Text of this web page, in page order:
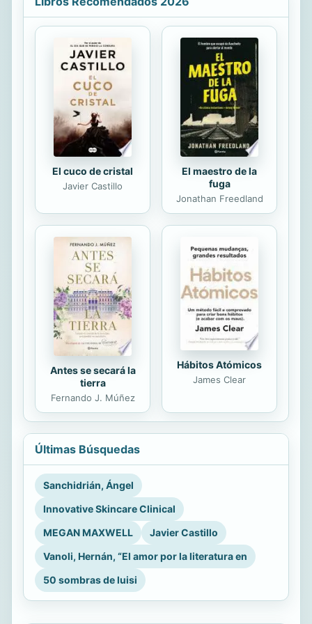
vida social.
El cuco de cristal
Javier Castillo
El maestro de la
fuga
Jonathan Freedland
Antes se secará la
tierra
Fernando J. Múñez
Hábitos Atómicos
James Clear
Últimas Búsquedas
Sanchidrián, Ángel
Innovative Skincare Clinical
MEGAN MAXWELL
Javier Castillo
Vanoli, Hernán, “El amor por la literatura en
50 sombras de luisi